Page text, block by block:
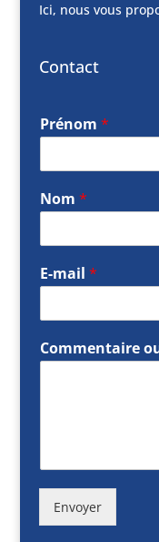
Ici, nous vous
Contact
Prénom *
Nom *
E-mail *
Commentaire
Envoyer